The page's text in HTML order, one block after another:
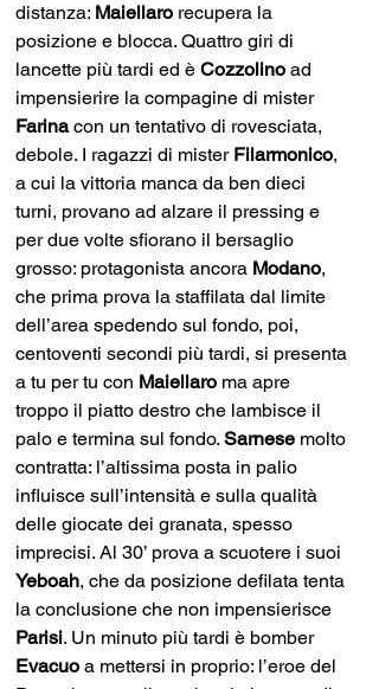
distanza: Maiellaro recupera la
posizione e blocca. Quattro giri di
lancette più tardi ed è Cozzolino ad
impensierire la compagine di mister
Farina con un tentativo di rovesciata,
debole. I ragazzi di mister Filarmonico,
a cui la vittoria manca da ben dieci
turni, provano ad alzare il pressing e
per due volte sfiorano il bersaglio
grosso: protagonista ancora Modano,
che prima prova la staffilata dal limite
dell’area spedendo sul fondo, poi,
centoventi secondi più tardi, si presenta
a tu per tu con Maiellaro ma apre
troppo il piatto destro che lambisce il
palo e termina sul fondo. Sarnese molto
contratta: l’altissima posta in palio
influisce sull’intensità e sulla qualità
delle giocate dei granata, spesso
imprecisi. Al 30’ prova a scuotere i suoi
Yeboah, che da posizione defilata tenta
la conclusione che non impensierisce
Parisi. Un minuto più tardi è bomber
Evacuo a mettersi in proprio: l’eroe del